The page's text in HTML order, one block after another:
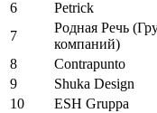
6
Petrick
7
Родная Речь
компаний)
8
Contrapunto
9
Shuka Design
10
ESH Gruppa